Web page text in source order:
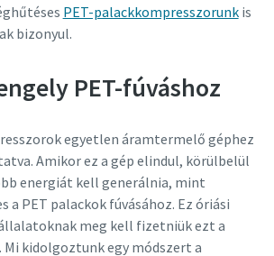
PET-palackkompresszorunkis
bizonyul.
PET-fúváshoz
egyetlen áramtermelő géphez
Amikor ez a gép elindul, körülbelül
energiát kell generálnia, mint
a PET palackok fúvásához. Ez óriási
meg kell fizetniük ezt a
kidolgoztunk egy módszert a